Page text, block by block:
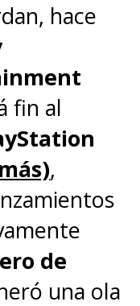
hace
fin al
,
de
una ola